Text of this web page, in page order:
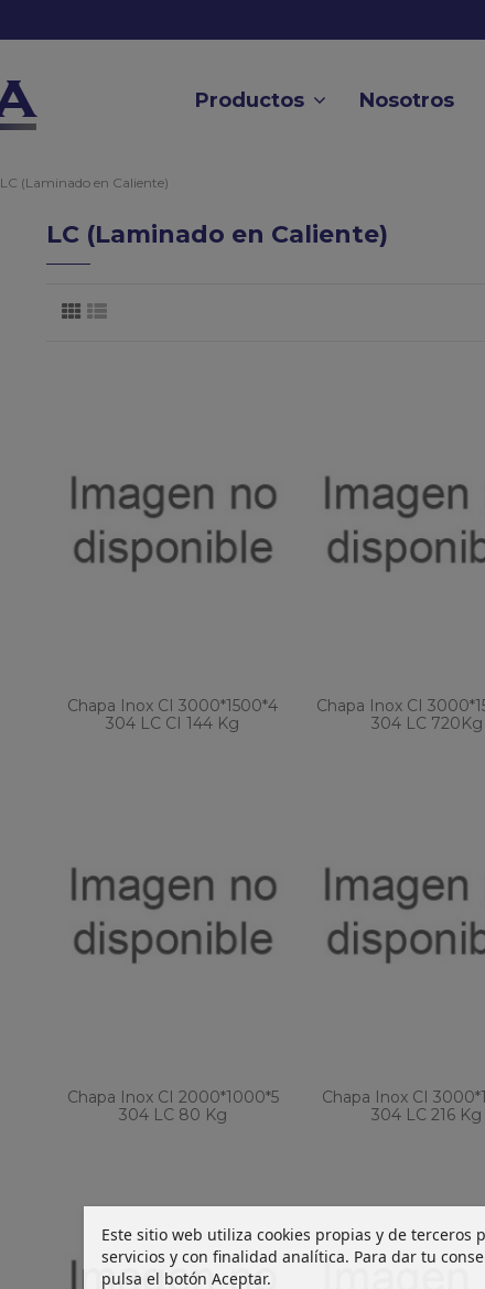
Productos Nosotros
LC (Laminado en Caliente)
LC (Laminado en Caliente)
Chapa Inox CI 3000*1500*4
304 LC CI 144 Kg
Chapa Inox CI
304 LC 720Kg
Chapa Inox CI 2000*1000*5
304 LC 80 Kg
Chapa Inox CI
304 LC 216 Kg
Este sitio web utiliza cookies propias y de terceros
servicios y con finalidad analítica. Para dar tu
pulsa el botón Aceptar.